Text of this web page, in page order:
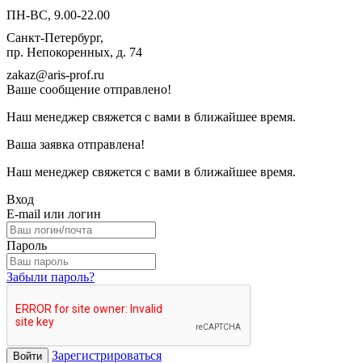
ПН-ВС, 9.00-22.00
Санкт-Петербург,
пр. Непокоренных, д. 74
zakaz@aris-prof.ru
Ваше сообщение отправлено!
Наш менеджер свяжется с вами в ближайшее время.
Ваша заявка отправлена!
Наш менеджер свяжется с вами в ближайшее время.
Вход
E-mail или логин
Пароль
Забыли пароль?
Войти
Зарегистрироваться